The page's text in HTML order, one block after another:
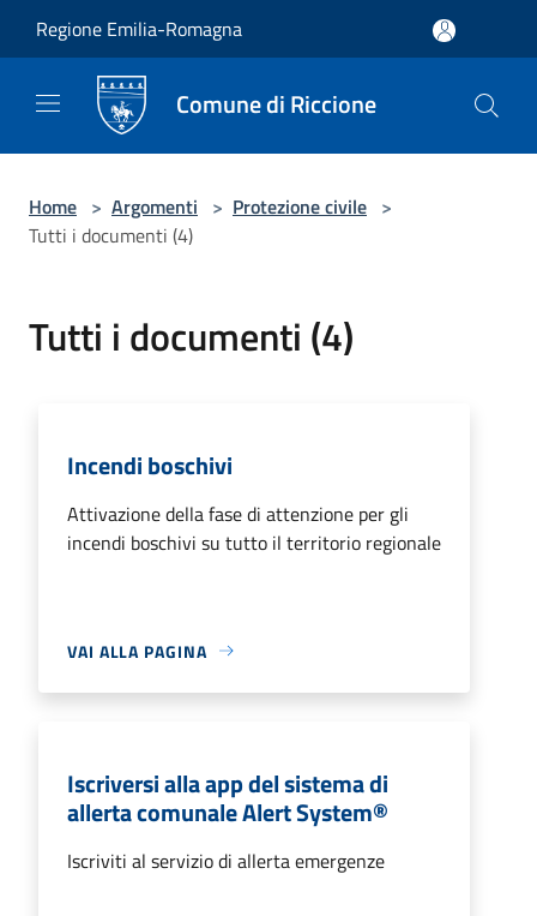
Regione Emilia-Romagna
Comune di Riccione
Home > Argomenti > Protezione civile >
Tutti i documenti (4)
Tutti i documenti (4)
Incendi boschivi
Attivazione della fase di attenzione per gli
incendi boschivi su tutto il territorio regionale
VAI ALLA PAGINA
Iscriversi alla app del sistema di
allerta comunale Alert System®
Iscriviti al servizio di allerta emergenze